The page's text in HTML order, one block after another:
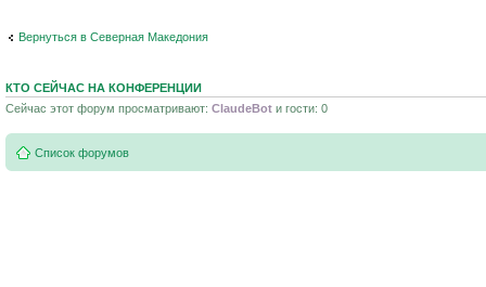
Вернуться в Северная Македония
КТО СЕЙЧАС НА КОНФЕРЕНЦИИ
Сейчас этот форум просматривают: ClaudeBot и гости: 0
Список форумов